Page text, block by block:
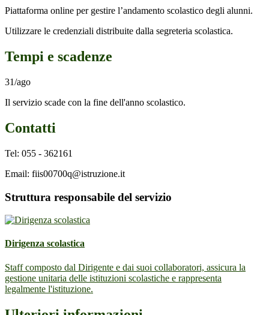
Piattaforma online per gestire l’andamento scolastico degli alunni.
Utilizzare le credenziali distribuite dalla segreteria scolastica.
Tempi e scadenze
31/ago
Il servizio scade con la fine dell'anno scolastico.
Contatti
Tel: 055 - 362161
Email: fiis00700q@istruzione.it
Struttura responsabile del servizio
Dirigenza scolastica
Staff composto dal Dirigente e dai suoi collaboratori, assicura la
gestione unitaria delle istituzioni scolastiche e rappresenta
legalmente l'istituzione.